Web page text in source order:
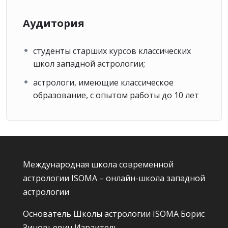
сделать в следующем учебном году.
Сертификация слушателей курса
«Анализ и синтез в современной
натальной астрологии»
Курсанты, успешно прошедшие итоговое
тестирование получают сертификат об окончании
Слушатели, прошедшие все три триместра и
сертификат
, который
высылается по почте или вручается лично в
ежегодной церемонии, посвященной окончанию
курса.
Безусловным преимуществом курса является личное
Аудитория
студенты старших курсов классических
школ западной астрологии;
астрологи, имеющие классическое
образование, с опытом работы до 10 лет
Международная школа современной
астрологии ISOMA – онлайн-школа западной
астрологии
Основатель Школы астрологии ISOMA Борис